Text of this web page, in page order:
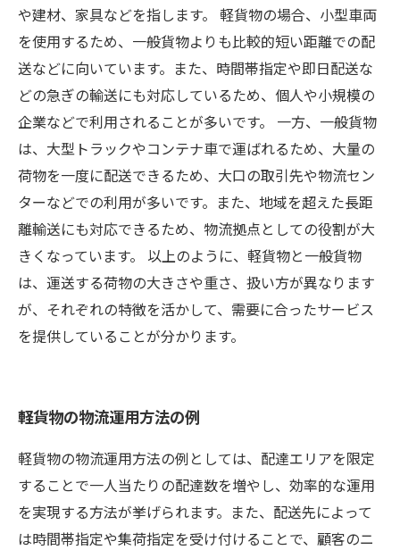
や建材、家具などを指します。 軽貨物の場合、小型車両
を使用するため、一般貨物よりも比較的短い距離での配
送などに向いています。また、時間帯指定や即日配送な
どの急ぎの輸送にも対応しているため、個人や小規模の
企業などで利用されることが多いです。 一方、一般貨物
は、大型トラックやコンテナ車で運ばれるため、大量の
荷物を一度に配送できるため、大口の取引先や物流セン
ターなどでの利用が多いです。また、地域を超えた長距
離輸送にも対応できるため、物流拠点としての役割が大
きくなっています。 以上のように、軽貨物と一般貨物
は、運送する荷物の大きさや重さ、扱い方が異なります
が、それぞれの特徴を活かして、需要に合ったサービス
を提供していることが分かります。
軽貨物の物流運用方法の例
軽貨物の物流運用方法の例としては、配達エリアを限定
することで一人当たりの配達数を増やし、効率的な運用
を実現する方法が挙げられます。また、配送先によって
は時間帯指定や集荷指定を受け付けることで、顧客のニ